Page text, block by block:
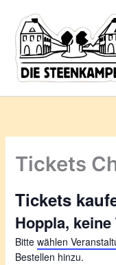
Inhalt
springen
Tickets
Tickets
Hoppla,
Bittewählen
Bestellen hinzu.
deine
Mail-
Adresse
ein ...